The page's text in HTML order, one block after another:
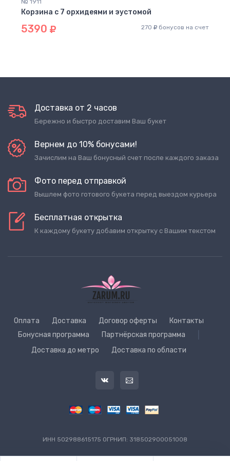
№ 1911
Корзина с 7 орхидеями и эустомой
5390 270 бонусов на счет
Доставка от 2 часов
Бережно и быстро доставим Ваш букет
Вернем до 10% бонусами!
Зачислим на Ваш бонусный счет после каждого заказа
Фото перед отправкой
Вышлем фото готового букета перед выездом курьера
Бесплатная открытка
К каждому букету добавим открытку с Вашим текстом
Оплата Доставка Договор оферты
Контакты
Бонусная программа
Партнёрская программа
Доставка до метро Доставка по области
ИНН 502988615175 ОГРНИП: 318502900051008